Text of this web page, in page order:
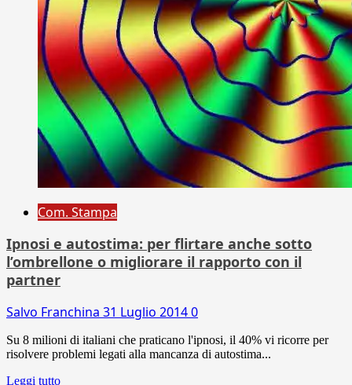
Com. Stampa
Ipnosi e autostima: per flirtare anche sotto
l’ombrellone o migliorare il rapporto con il
partner
Salvo Franchina 31 Luglio 20140
Su 8 milioni di italiani che praticano l'ipnosi, il 40% vi ricorre per
risolvere problemi legati alla mancanza di autostima...
Leggi tutto